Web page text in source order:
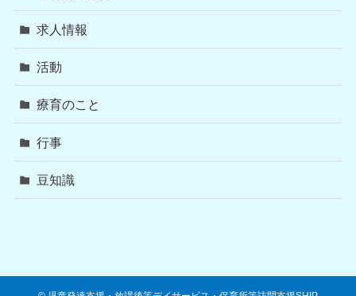
求人情報
活動
療育のこと
行事
豆知識